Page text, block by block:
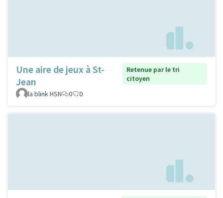
Une aire de jeux à St-
Jean
Retenue par le tri
citoyen
la blink HSN
0 0